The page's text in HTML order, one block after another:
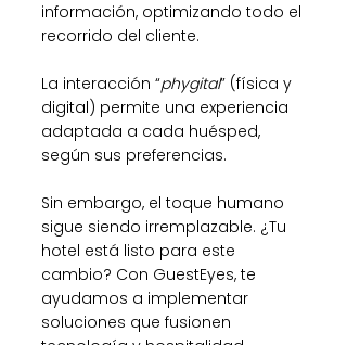
información, optimizando todo el
recorrido del cliente.
La interacción “phygital” (física y
digital) permite una experiencia
adaptada a cada huésped,
según sus preferencias.
Sin embargo, el toque humano
sigue siendo irremplazable. ¿Tu
hotel está listo para este
cambio? Con GuestEyes, te
ayudamos a implementar
soluciones que fusionen